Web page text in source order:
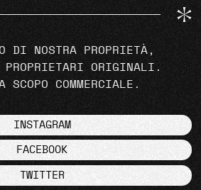
DI NOSTRA PROPRIETÀ,
PROPRIETARI ORIGINALI.
SCOPO COMMERCIALE.
INSTAGRAM
FACEBOOK
TWITTER